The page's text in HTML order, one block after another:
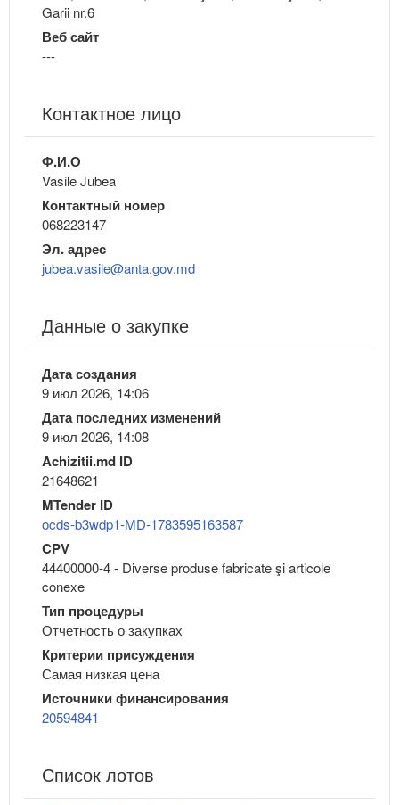
Garii nr.6
Веб сайт
---
Контактное лицо
Ф.И.О
Vasile Jubea
Контактный номер
068223147
Эл. адрес
jubea.vasile@anta.gov.md
Данные о закупке
Дата создания
9 июл 2026, 14:06
Дата последних изменений
9 июл 2026, 14:08
Achizitii.md ID
21648621
MTender ID
ocds-b3wdp1-MD-1783595163587
CPV
44400000-4 - Diverse produse fabricate şi articole
conexe
Тип процедуры
Отчетность о закупках
Критерии присуждения
Самая низкая цена
Источники финансирования
20594841
Список лотов